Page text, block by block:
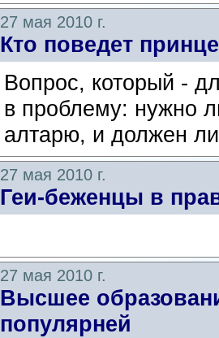
27 мая 2010 г.
Кто поведет
Вопрос, который -
в проблему: нужно
алтарю, и должен
27 мая 2010 г.
Геи-беженцы в
27 мая 2010 г.
Высшее
популярней